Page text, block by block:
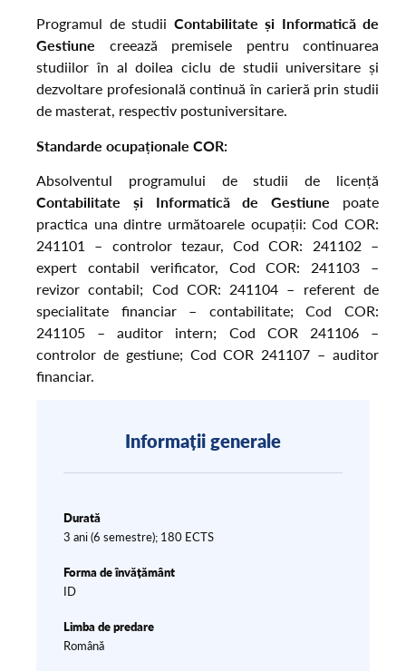
Programul de studii Contabilitate și Informatică de
Gestiune creează premisele pentru continuarea
studiilor în al doilea ciclu de studii universitare și
dezvoltare profesională continuă în carieră prin studii
de masterat, respectiv postuniversitare.
Standarde ocupaționale COR:
Absolventul programului de studii de licență
Contabilitate și Informatică de Gestiune poate
practica una dintre următoarele ocupații: Cod COR:
241101 – controlor tezaur, Cod COR: 241102 –
expert contabil verificator, Cod COR: 241103 –
revizor contabil; Cod COR: 241104 – referent de
specialitate financiar – contabilitate; Cod COR:
241105 – auditor intern; Cod COR 241106 –
controlor de gestiune; Cod COR 241107 – auditor
financiar.
Informații generale
Durată
3 ani (6 semestre); 180 ECTS
Forma de învățământ
ID
Limba de predare
Română